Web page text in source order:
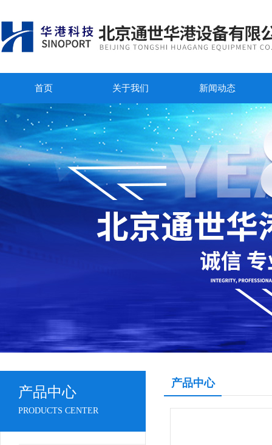
首页 关于我们 新闻动态
产品中心
PRODUCTS CENTER
产品中心